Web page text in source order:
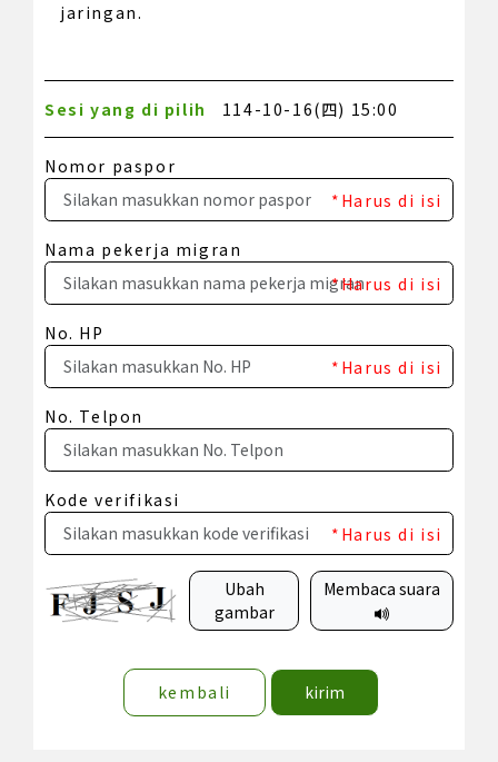
jaringan.
Sesi yang di pilih 114-10-16(四) 15:00
Nomor paspor
*Harus di isi
Nama pekerja migran
*Harus di isi
No. HP
*Harus di isi
No. Telpon
Kode verifikasi
*Harus di isi
Ubah
gambar
Membaca suara
kembali kirim